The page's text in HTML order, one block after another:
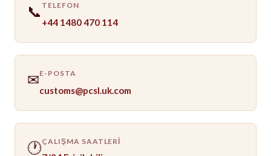
📞 TELEFON
+44 1480 470 114
✉E-POSTA
🕐ÇALIŞMA SAATLERI